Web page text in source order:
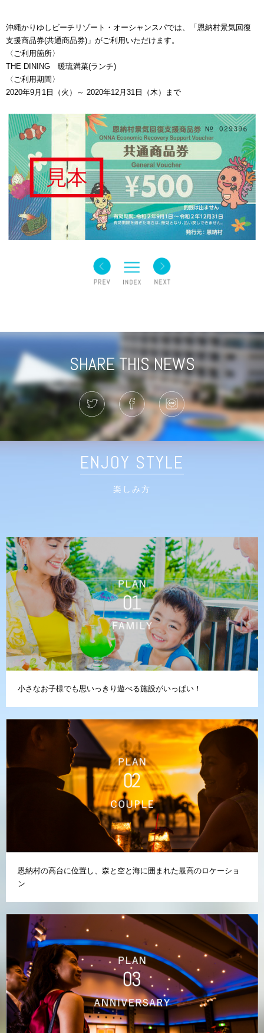
沖縄かりゆしビーチリゾート・オーシャンスパでは、「恩納村景気回復
支援商品券(共通商品券)」がご利用いただけます。
〈ご利用箇所〉
THE DINING 暖琉満菜(ランチ)
〈ご利用期間〉
2020年9月1日（火）～ 2020年12月31日（木）まで
SHARE THIS NEWS
ENJOY STYLE
楽しみ方
小さなお子様でも思いっきり遊べる施設がいっぱい！
恩納村の高台に位置し、森と空と海に囲まれた最高のロケーショ
ン